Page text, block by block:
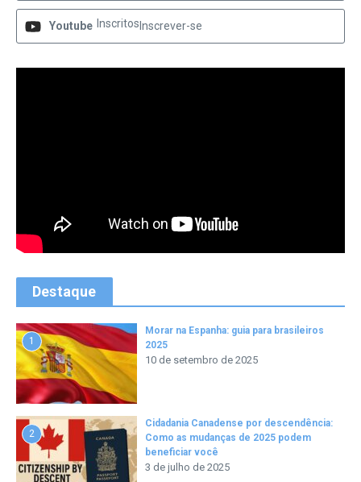
Youtube Inscritos Inscrever-se
Destaque
1
Morar na Espanha: guia para brasileiros
2025
10 de setembro de 2025
2
Cidadania Canadense por descendência:
Como as mudanças de 2025 podem
beneficiar você
3 de julho de 2025